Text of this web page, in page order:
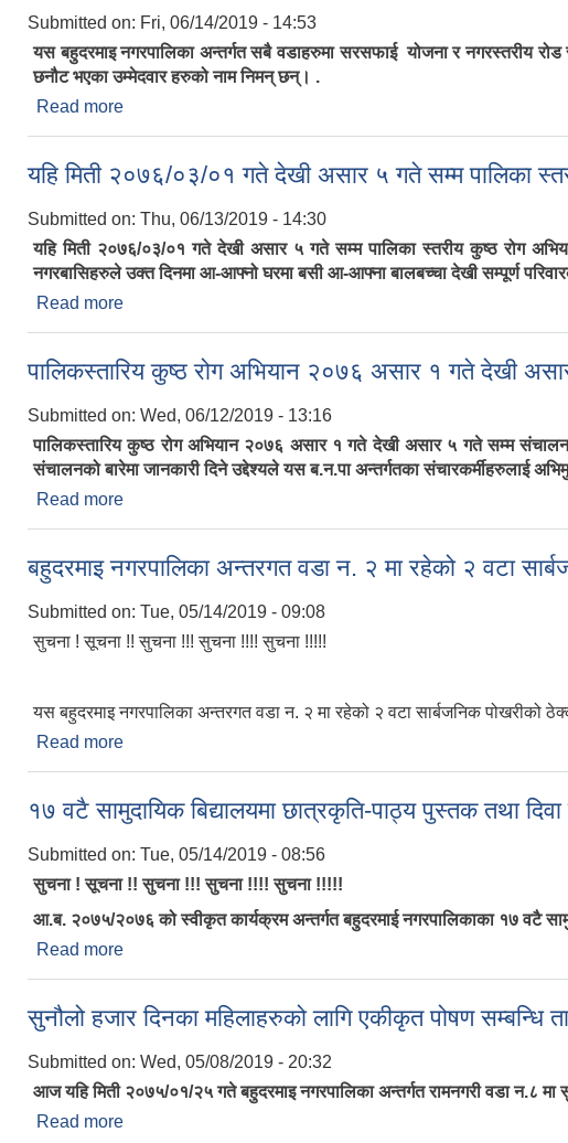
Submitted on: Fri, 06/14/2019 - 14:53
यस बहुदरमाइ नगरपालिका अन्तर्गत सबै वडाहरुमा सरसफाई योजना र नगरस्तरीय
छनौट भएका उम्मेदवार हरुको नाम निमन् छन्। .
Read more
यहि मिती २०७६/०३/०१ गते देखी असार ५ गते सम्म पालिका
Submitted on: Thu, 06/13/2019 - 14:30
यहि मिती २०७६/०३/०१ गते देखी असार ५ गते सम्म पालिका स्तरीय कुष्ठ रोग
नगरबासिहरुले उक्त दिनमा आ-आफ्नो घरमा बसी आ-आफ्ना बालबच्चा देखी सम्पूर्ण
Read more
पालिकस्तारिय कुष्ठ रोग अभियान २०७६ असार १ गते देखी
Submitted on: Wed, 06/12/2019 - 13:16
पालिकस्तारिय कुष्ठ रोग अभियान २०७६ असार १ गते देखी असार ५ गते सम्म
संचालनको बारेमा जानकारी दिने उद्देश्यले यस ब.न.पा अन्तर्गतका संचारकर्मीहरुलाई
Read more
बहुदरमाइ नगरपालिका अन्तरगत वडा न. २ मा रहेको २ वटा
Submitted on: Tue, 05/14/2019 - 09:08
सुचना ! सूचना !! सुचना !!! सुचना !!!! सुचना !!!!!
यस बहुदरमाइ नगरपालिका अन्तरगत वडा न. २ मा रहेको २ वटा सार्बजनिक पोखरीको
Read more
१७ वटै सामुदायिक बिद्यालयमा छात्रकृति-पाठ्य पुस्तक तथा
Submitted on: Tue, 05/14/2019 - 08:56
सुचना ! सूचना !! सुचना !!! सुचना !!!! सुचना !!!!!
आ.ब. २०७५/२०७६ को स्वीकृत कार्यक्रम अन्तर्गत बहुदरमाई नगरपालिकाका १७ वटै
Read more
सुनौलो हजार दिनका महिलाहरुको लागि एकीकृत पोषण सम्बन्धि
Submitted on: Wed, 05/08/2019 - 20:32
आज यहि मिती २०७५/०१/२५ गते बहुदरमाइ नगरपालिका अन्तर्गत रामनगरी वडा न.८ मा
Read more